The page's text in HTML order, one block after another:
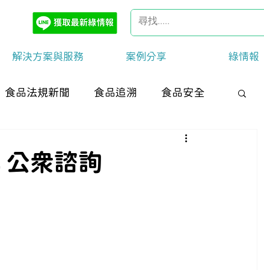
解決方案與服務 案例分享 綠情報
食品法規新聞 食品追溯 食品安全
公眾諮詢